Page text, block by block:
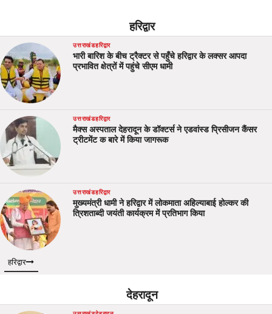
हरिद्वार
उत्तराखंडहरिद्वार
भारी बारिश के बीच ट्रैक्टर से पहुँचे हरिद्वार के लक्सर आपदा
प्रभावित क्षेत्रों में पहुंचे सीएम धामी
उत्तराखंडहरिद्वार
मैक्स अस्पताल देहरादून के डॉक्टर्स ने एडवांस्ड प्रिसीजन कैंसर
ट्रीटमेंट क बारे में किया जागरूक
उत्तराखंडहरिद्वार
मुख्यमंत्री धामी ने हरिद्वार में लोकमाता अहिल्याबाई होल्कर की
त्रिशताब्दी जयंती कार्यक्रम में प्रतिभाग किया
हरिद्वार
देहरादून